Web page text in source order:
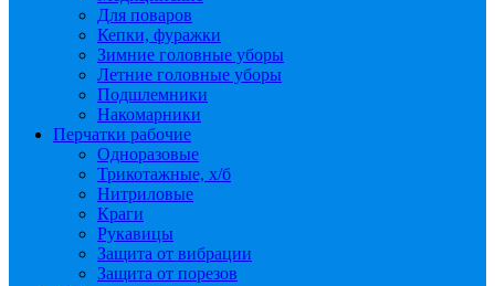
Для поваров
Кепки, фуражки
Зимние головные уборы
Летние головные уборы
Подшлемники
Накомарники
Перчатки рабочие
Одноразовые
Трикотажные, х/б
Нитриловые
Краги
Рукавицы
Защита от вибрации
Защита от порезов